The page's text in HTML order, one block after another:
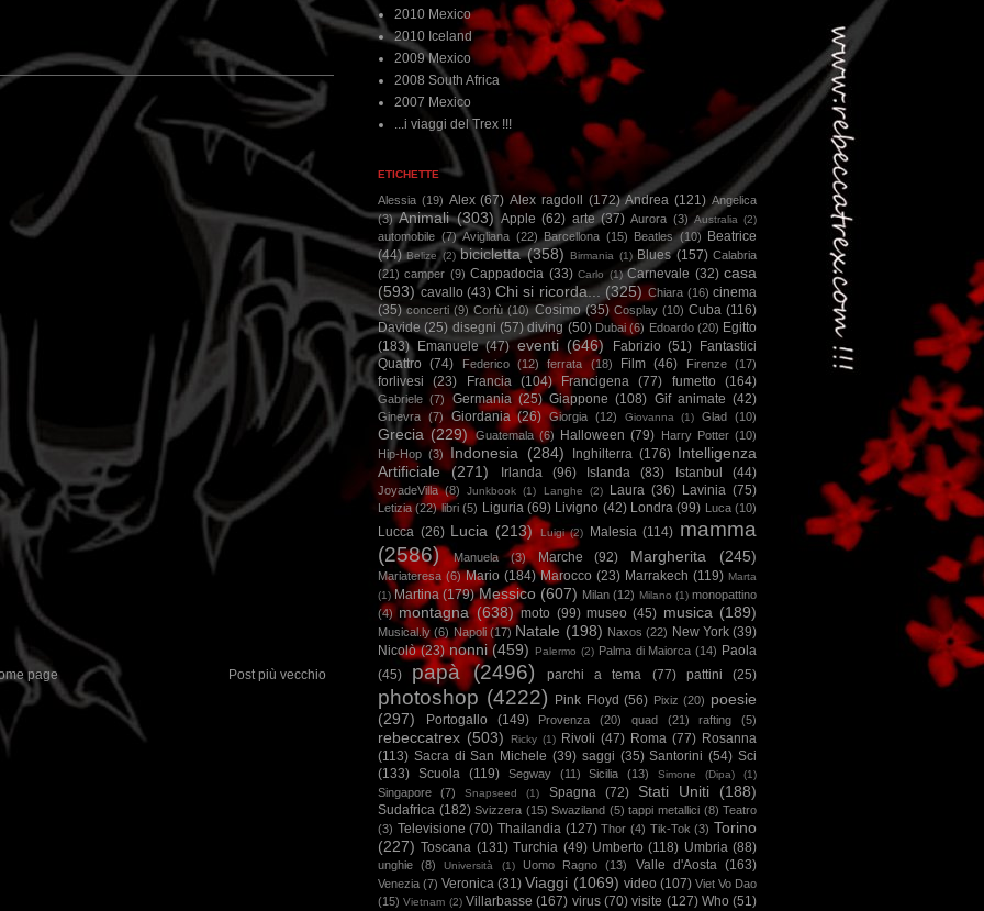
Post più vecchio
page
2010 Mexico
2010 Iceland
2009 Mexico
2008 South Africa
2007 Mexico
...i viaggi del Trex !!!
ETICHETTE
Alessia (19) Alex (67) Alex ragdoll (172) Andrea (121) Angelica
(3) Animali (303) Apple (62) arte (37) Aurora (3) Australia (2)
automobile (7) Avigliana (22) Barcellona (15) Beatles (10)
Beatrice
(44) Belize (2) bicicletta (358) Birmania (1) Blues (157) Calabria
(21) camper (9) Cappadocia (33) Carlo (1) Carnevale (32) casa
(593) cavallo (43) Chi si ricorda... (325) Chiara (16) cinema
(35) concerti (9) Corfù (10) Cosimo (35) Cosplay (10) Cuba (116)
Davide (25) disegni (57) diving (50) Dubai (6) Edoardo (20) Egitto
(183)
Emanuele (47) eventi (646) Fabrizio (51)
Fantastici
Quattro (74) Federico (12) ferrata (18) Film (46) Firenze (17)
forlivesi (23) Francia (104) Francigena (77) fumetto (164)
Gabriele (7) Germania (25) Giappone (108) Gif animate (42)
Ginevra (7) Giordania (26) Giorgia (12) Giovanna (1) Glad (10)
Grecia (229) Guatemala (6) Halloween (79) Harry Potter (10)
Hip-Hop (3) Indonesia (284) Inghilterra (176) Intelligenza
Artificiale
(271) Irlanda (96) Islanda (83) Istanbul (44)
JoyadeVilla (8) Junkbook (1) Langhe (2) Laura (36) Lavinia (75)
Letizia (22) libri (5) Liguria (69) Livigno (42) Londra (99) Luca (10)
Lucca (26) Lucia (213) Luigi (2) Malesia (114) mamma
(2586)
Manuela (3) Marche (92) Margherita (245)
Mariateresa (6) Mario (184) Marocco (23) Marrakech (119) Marta
(1) Martina (179) Messico (607) Milan (12) Milano (1) monopattino
(4) montagna (638) moto (99) museo (45) musica (189)
Musical.ly (6) Napoli (17) Natale (198) Naxos (22) New York (39)
Nicolò (23) nonni (459) Palermo (2) Palma di Maiorca (14) Paola
(45)
papà (2496) parchi a tema (77) pattini (25)
photoshop (4222) Pink Floyd (56) Pixiz (20) poesie
(297)
Portogallo (149) Provenza (20) quad (21) rafting (5)
rebeccatrex (503) Ricky (1) Rivoli (47) Roma (77) Rosanna
(113) Sacra di San Michele (39) saggi (35) Santorini (54) Sci
(133) Scuola (119) Segway (11) Sicilia (13) Simone (Dipa) (1)
Singapore (7) Snapseed (1) Spagna (72) Stati Uniti (188)
Sudafrica (182) Svizzera (15) Swaziland (5) tappi metallici (8) Teatro
(3) Televisione (70) Thailandia (127) Thor (4) Tik-Tok (3) Torino
(227) Toscana (131) Turchia (49) Umberto (118) Umbria (88)
unghie (8) Università (1) Uomo Ragno (13) Valle d'Aosta (163)
Venezia (7) Veronica (31) Viaggi (1069) video (107) Viet Vo Dao
(15) Vietnam (2) Villarbasse (167) virus (70) visite (127) Who (51)